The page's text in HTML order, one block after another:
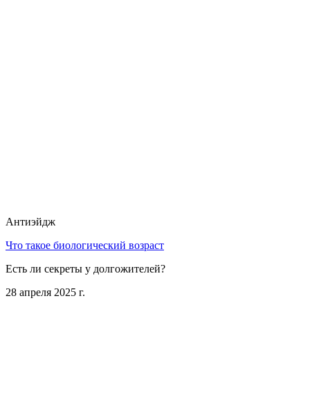
Антиэйдж
Что такое биологический возраст
Есть ли секреты у долгожителей?
28 апреля 2025 г.